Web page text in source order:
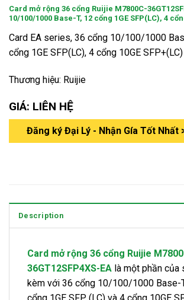
Card mở rộng 36 cổng Ruijie M7800C-
10/100/1000 Base-T, 12 cổng 1GE SFP(LC), 4
Card EA series, 36 cổng 10/100/1000
cổng 1GE SFP(LC), 4 cổng 10GE SFP+(LC)
Thương hiệu: Ruijie
GIÁ: LIÊN HỆ
Đăng ký Đại Lý - Nhận Gía Tốt Nhất
Description
Card mở rộng 36 cổng Ruijie
36GT12SFP4XS-EA là một phần của
kèm với 36 cổng 10/100/1000 Base-